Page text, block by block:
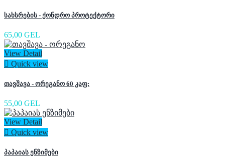
სახსრების - ქონდრო პროტექტორი
65,00 GEL
View Detail
 Quick view
თავშავა - ორეგანო 60 კაფ:
55,00 GEL
View Detail
 Quick view
პაპაიას ენზიმები